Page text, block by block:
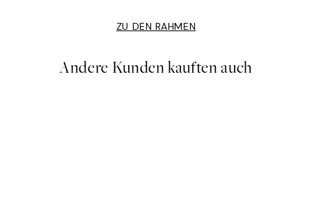
ZU DEN RAHMEN
Andere Kunden kauften auch